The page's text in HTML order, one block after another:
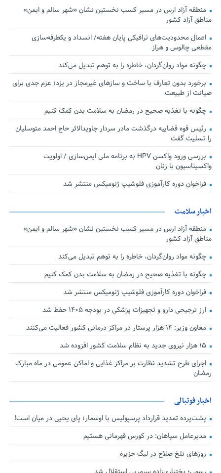
منطقه آزاد ارس در مسیر کسب نخستین نشان «شهر سالم و ایمن»
مناطق آزاد کشور
اعمال محدودیت‌های ترافیکی پایان هفته/ انسداد و یکطرفه‌سازی
مقطعی چالوس و هراز
چگونه مواد روان‌گردان، خاطره را به توهم تبدیل می‌کند
برخورد بدون تعارف با ساخت‌ و سازهای غیرمجاز در یزد؛ عزم جدی برای
صیانت از طبیعت
چگونه با تغذیه صحیح در رمضان به سلامت بدن کمک کنیم
رئیس قوه قضاییه درگذشت مادر سردار جاویدالاثر حاج احمد متوسلیان
را تسلیت گفت
بررسی ورود واکسن HPV به برنامه ملی ایمن‌سازی / اولویت
واکسیناسیون با زنان
فراخوان دوره کارآموزی فلوشیپ ژنومیکس منتشر شد
اخبار سلامت
منطقه آزاد ارس در مسیر کسب نخستین نشان «شهر سالم و ایمن»
مناطق آزاد کشور
چگونه مواد روان‌گردان، خاطره را به توهم تبدیل می‌کند
چگونه با تغذیه صحیح در رمضان به سلامت بدن کمک کنیم
فراخوان دوره کارآموزی فلوشیپ ژنومیکس منتشر شد
ارز ترجیحی دارو و تجهیزات پزشکی در بودجه ۱۴۰۵ حفظ شد
معاون وزیر: ۱۴ هزار پرستار در مراکز درمانی کشور فعالیت می‌کنند
۱۵ هزار نیروی جدید به نظام سلامت کشور افزوده شد
اجرای طرح تشدید نظارت بر مراکز غذایی و اماکن عمومی در ماه مبارک
رمضان
اخبار فوتبالی
پشت‌پرده تمدید قرارداد پرسپولیس با اوسمار؛ پای یحیی در میان است!
مدیرعامل سپاهان: در کورس قهرمانی هستیم
روزهای تلخ صلاح در لیگ جزیره